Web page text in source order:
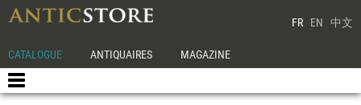
FR EN 中文
CATALOGUE ANTIQUAIRES MAGAZINE